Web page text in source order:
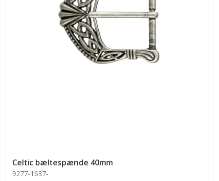
Celtic bæltespænde 40mm
9277-1637-